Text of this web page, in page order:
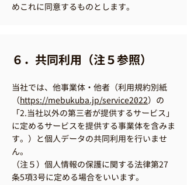
めこれに同意するものとします。
６．共同利用（注５参照）
当社では、他事業体・他者（利用規約別紙
（https://mebukuba.jp/service2022）の
「2.当社以外の第三者が提供するサービス」
に定めるサービスを提供する事業体を含みま
す。）と個人データの共同利用を行いませ
ん。
（注５）個人情報の保護に関する法律第27
条5項3号に定める場合をいいます。